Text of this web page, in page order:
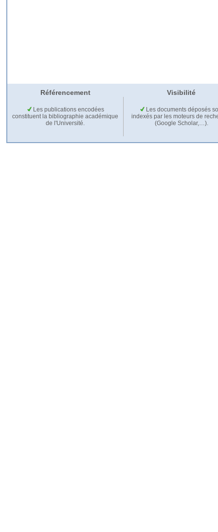
Référencement Visibilité
Les publications encodées
constituent la bibliographie académique
de l'Université.
Les documents déposés
indexés par les moteurs de
(Google Scholar,…).